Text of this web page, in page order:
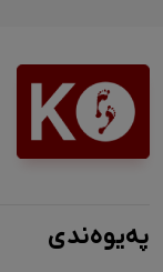
پەیوەندی